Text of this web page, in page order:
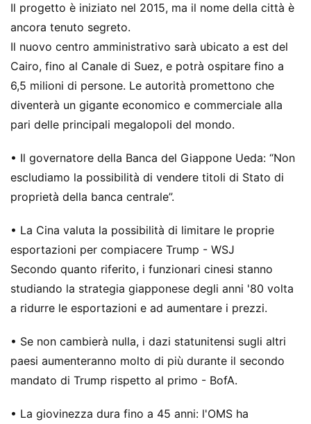
Il progetto è iniziato nel 2015, ma il nome della città è
ancora tenuto segreto.
Il nuovo centro amministrativo sarà ubicato a est del
Cairo, fino al Canale di Suez, e potrà ospitare fino a
6,5 ​​milioni di persone. Le autorità promettono che
diventerà un gigante economico e commerciale alla
pari delle principali megalopoli del mondo.
• Il governatore della Banca del Giappone Ueda: “Non
escludiamo la possibilità di vendere titoli di Stato di
proprietà della banca centrale”.
• La Cina valuta la possibilità di limitare le proprie
esportazioni per compiacere Trump - WSJ
Secondo quanto riferito, i funzionari cinesi stanno
studiando la strategia giapponese degli anni '80 volta
a ridurre le esportazioni e ad aumentare i prezzi.
• Se non cambierà nulla, i dazi statunitensi sugli altri
paesi aumenteranno molto di più durante il secondo
mandato di Trump rispetto al primo - BofA.
• La giovinezza dura fino a 45 anni: l'OMS ha